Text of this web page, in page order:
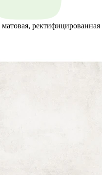
матовая, ректифицированная